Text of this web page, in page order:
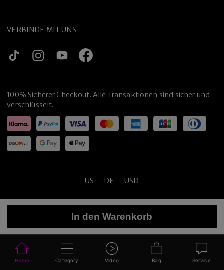
VERBINDE MIT UNS
100% Sicherer Checkout. Alle Transaktionen sind sicher und
verschlüsselt.
US DE USD
Copyright©2026tijneyewear.Alle Rechte vorbehalten.
Datenschutzrichtlinie Nutzungsbedingungen
In den Warenkorb